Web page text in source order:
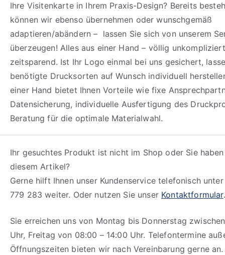
Ihre Visitenkarte in Ihrem Praxis-Design? Bereits
können wir ebenso übernehmen oder wunschgemäß
adaptieren/abändern – lassen Sie sich von unserem
überzeugen! Alles aus einer Hand – völlig
zeitsparend. Ist Ihr Logo einmal bei uns gesichert,
benötigte Drucksorten auf Wunsch individuell
einer Hand bietet Ihnen Vorteile wie fixe
Datensicherung, individuelle Ausfertigung des
Beratung für die optimale Materialwahl.
Ihr gesuchtes Produkt ist nicht im Shop oder Sie
diesem Artikel?
Gerne hilft Ihnen unser Kundenservice telefonisch
779 283 weiter. Oder nutzen Sie unser Kontaktformular.
Sie erreichen uns von Montag bis Donnerstag
Uhr, Freitag von 08:00 – 14:00 Uhr. Telefontermine
Öffnungszeiten bieten wir nach Vereinbarung gerne